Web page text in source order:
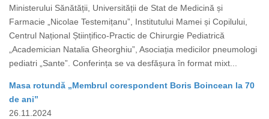
Ministerului Sănătății, Universității de Stat de Medicină și
Farmacie „Nicolae Testemițanu”, Institutului Mamei și Copilului,
Centrul Național Științifico-Practic de Chirurgie Pediatrică
„Academician Natalia Gheorghiu”, Asociația medicilor pneumologi
pediatri „Sante”. Conferința se va desfășura în format mixt...
Masa rotundă „Membrul corespondent Boris Boincean la 70
de ani”
26.11.2024